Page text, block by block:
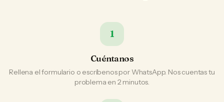
1
Cuéntanos
Rellena el formulario o escríbenos por WhatsApp. Nos cuentas tu
problema en 2 minutos.